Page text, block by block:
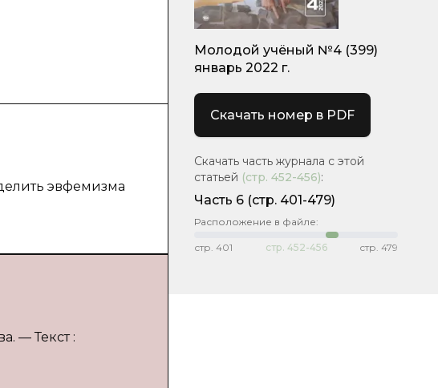
эвфемизма
— Текст :
Молодой учёный №4 (399)
январь 2022 г.
Скачать номер в PDF
Скачать часть журнала с этой
статьей (стр. 452-456):
Часть 6 (стр. 401-479)
Расположение в файле:
стр. 401 стр. 452-456 стр. 479